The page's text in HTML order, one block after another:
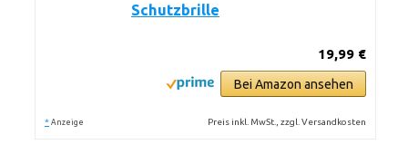
Schutzbrille
19,99 €
Bei Amazon ansehen
* Anzeige Preis inkl. MwSt., zzgl. Versandkosten